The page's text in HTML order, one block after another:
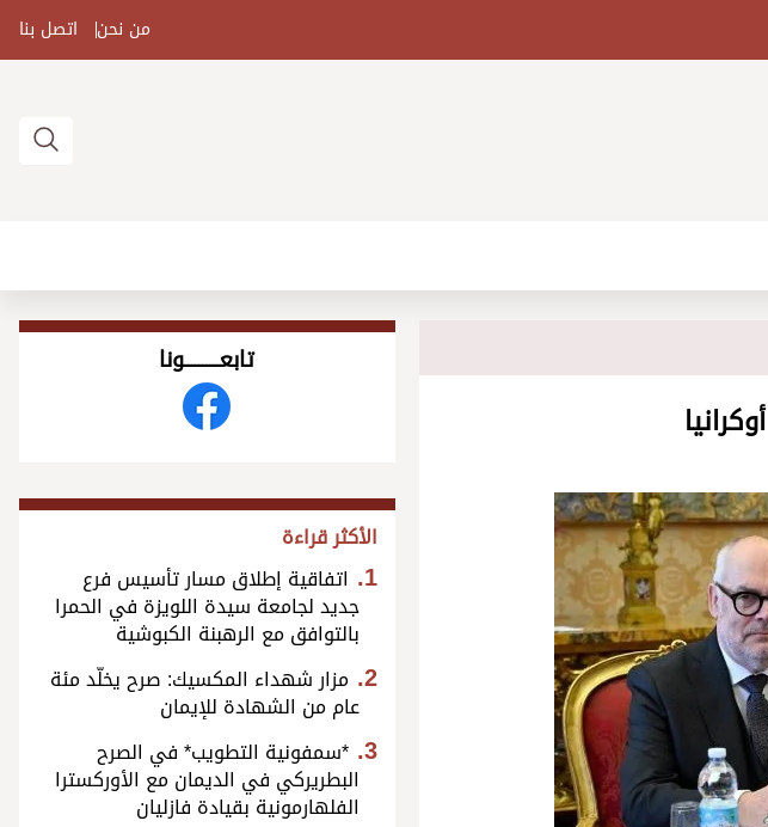
من نحن اتصل بنا
تابعــــــــــونا
الأكثر قراءة
اتفاقية إطلاق مسار تأسيس فرع
جديد لجامعة سيدة اللويزة في الحمرا
بالتوافق مع الرهبنة الكبوشية
مزار شهداء المكسيك: صرح يخلّد مئة
عام من الشهادة للإيمان
*سمفونية التطويب* في الصرح
البطريركي في الديمان مع الأوركسترا
الفلهارمونية بقيادة فازليان